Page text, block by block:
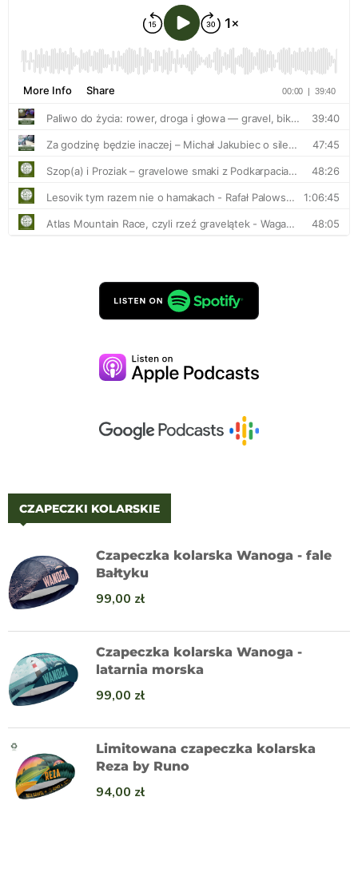
CZAPECZKI KOLARSKIE
Czapeczka kolarska Wanoga - fale
Bałtyku
99,00 zł
Czapeczka kolarska Wanoga -
latarnia morska
99,00 zł
Limitowana czapeczka kolarska
Reza by Runo
94,00 zł